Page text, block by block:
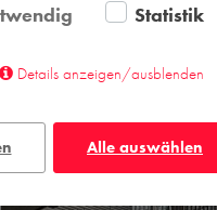
Statistik
Details anzeigen/ausblenden
Alle auswählen